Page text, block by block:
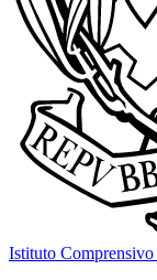
Istituto Comprensivo